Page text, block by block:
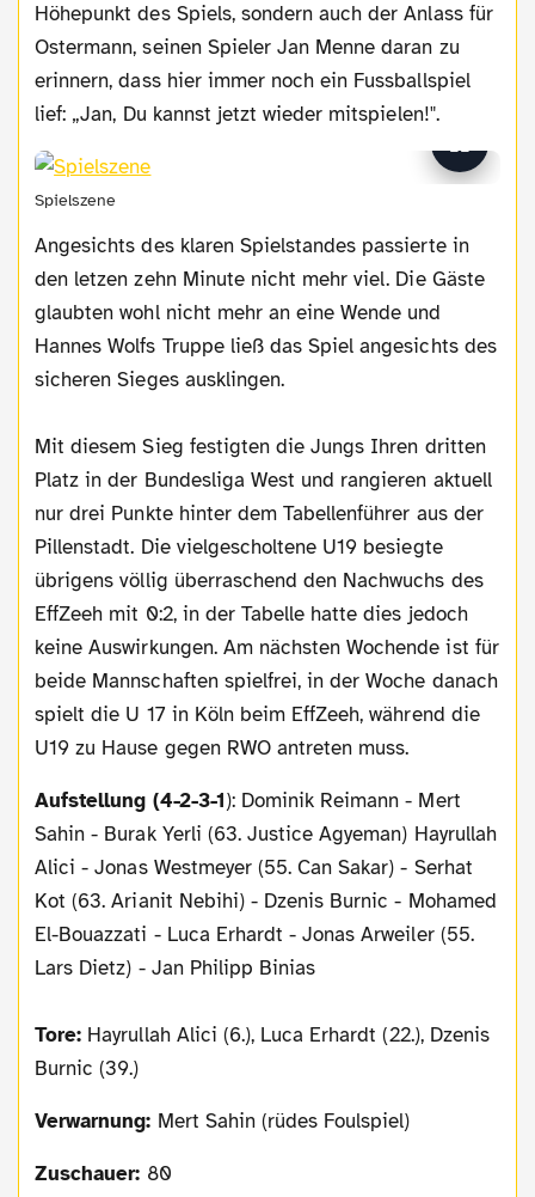
Höhepunkt des Spiels, sondern auch der Anlass für
Ostermann, seinen Spieler Jan Menne daran zu
erinnern, dass hier immer noch ein Fussballspiel
lief: „Jan, Du kannst jetzt wieder mitspielen!".
Spielszene
Angesichts des klaren Spielstandes passierte in
den letzen zehn Minute nicht mehr viel. Die Gäste
glaubten wohl nicht mehr an eine Wende und
Hannes Wolfs Truppe ließ das Spiel angesichts des
sicheren Sieges ausklingen.
Mit diesem Sieg festigten die Jungs Ihren dritten
Platz in der Bundesliga West und rangieren aktuell
nur drei Punkte hinter dem Tabellenführer aus der
Pillenstadt. Die vielgescholtene U19 besiegte
übrigens völlig überraschend den Nachwuchs des
EffZeeh mit 0:2, in der Tabelle hatte dies jedoch
keine Auswirkungen. Am nächsten Wochende ist für
beide Mannschaften spielfrei, in der Woche danach
spielt die U 17 in Köln beim EffZeeh, während die
U19 zu Hause gegen RWO antreten muss.
Aufstellung (4-2-3-1): Dominik Reimann - Mert
Sahin - Burak Yerli (63. Justice Agyeman) Hayrullah
Alici - Jonas Westmeyer (55. Can Sakar) - Serhat
Kot (63. Arianit Nebihi) - Dzenis Burnic - Mohamed
El-Bouazzati - Luca Erhardt - Jonas Arweiler (55.
Lars Dietz) - Jan Philipp Binias
Tore: Hayrullah Alici (6.), Luca Erhardt (22.), Dzenis
Burnic (39.)
Verwarnung: Mert Sahin (rüdes Foulspiel)
Zuschauer: 80